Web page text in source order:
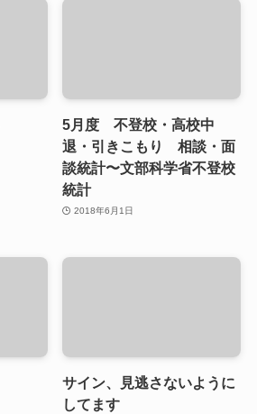
5月度 不登校・高校中
退・引きこもり 相談・面
談統計〜文部科学省不登校
統計
2018年6月1日
サイン、見逃さないように
してます